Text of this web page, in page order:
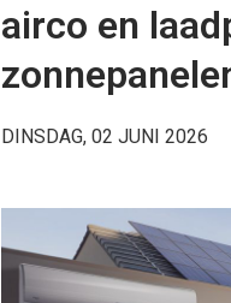
airco en
DINSDAG, 02 JUNI 2026